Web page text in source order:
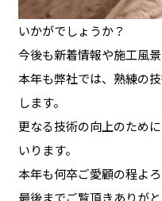
いかがでしょうか？
今後も新着情報や施工風
本年も弊社では、熟練の
します。
更なる技術の向上のため
いります。
本年も何卒ご愛顧の程よ
最後までご覧頂きありが